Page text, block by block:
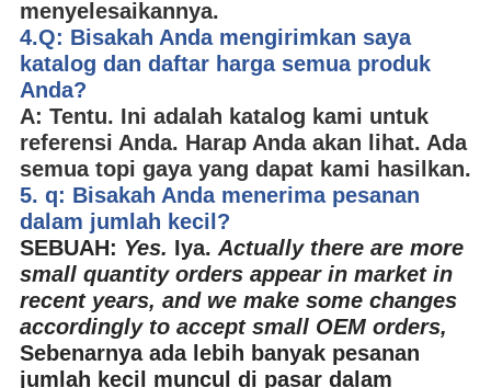
menyelesaikannya.
4.Q: Bisakah Anda mengirimkan saya
katalog dan daftar harga semua produk
Anda?
A: Tentu. Ini adalah katalog kami untuk
referensi Anda. Harap Anda akan lihat. Ada
semua topi gaya yang dapat kami hasilkan.
5. q: Bisakah Anda menerima pesanan
dalam jumlah kecil?
SEBUAH: Yes. Iya. Actually there are more
small quantity orders appear in market in
recent years, and we make some changes
accordingly to accept small OEM orders,
Sebenarnya ada lebih banyak pesanan
jumlah kecil muncul di pasar dalam